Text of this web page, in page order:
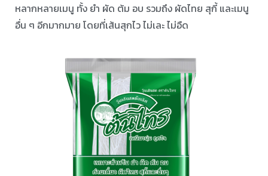
หลากหลายเมนู ทั้ง ยำ ผัด ต้ม อบ รวมถึง ผัดไทย สุกี้ และเมนู
อื่น ๆ อีกมากมาย โดยที่เส้นสุกไว ไม่เละ ไม่อืด ⠀ ⠀